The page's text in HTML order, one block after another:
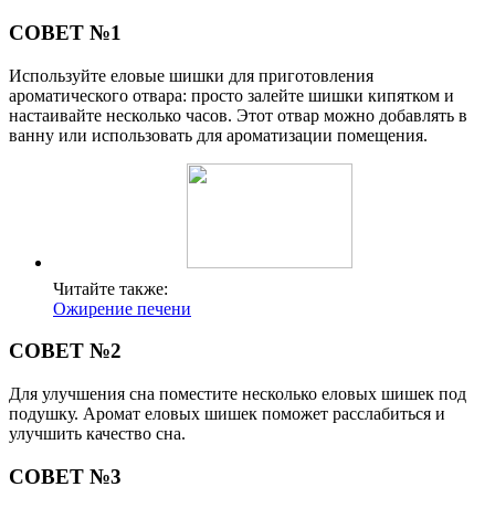
СОВЕТ №1
Используйте еловые шишки для приготовления
ароматического отвара: просто залейте шишки кипятком и
настаивайте несколько часов. Этот отвар можно добавлять в
ванну или использовать для ароматизации помещения.
Читайте также:
Ожирение печени
СОВЕТ №2
Для улучшения сна поместите несколько еловых шишек под
подушку. Аромат еловых шишек поможет расслабиться и
улучшить качество сна.
СОВЕТ №3